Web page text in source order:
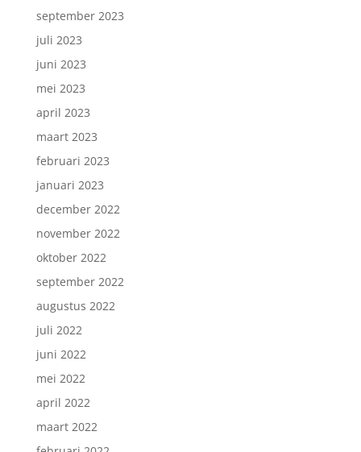
september 2023
juli 2023
juni 2023
mei 2023
april 2023
maart 2023
februari 2023
januari 2023
december 2022
november 2022
oktober 2022
september 2022
augustus 2022
juli 2022
juni 2022
mei 2022
april 2022
maart 2022